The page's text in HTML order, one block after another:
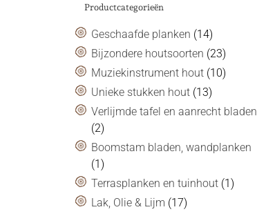
Productcategorieën
Geschaafde planken (14)
Bijzondere houtsoorten (23)
Muziekinstrument hout (10)
Unieke stukken hout (13)
Verlijmde tafel en aanrecht bladen
(2)
Boomstam bladen, wandplanken
(1)
Terrasplanken en tuinhout (1)
Lak, Olie & Lijm (17)